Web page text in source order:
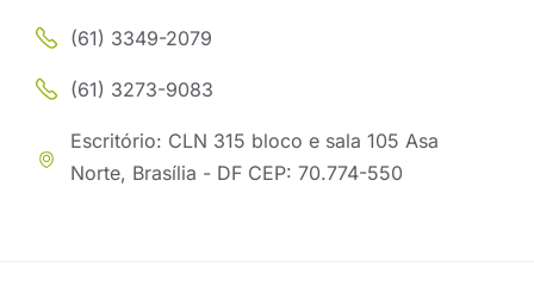
(61) 3349-2079
(61) 3273-9083
Escritório: CLN 315 bloco e sala 105 Asa
Norte, Brasília - DF CEP: 70.774-550